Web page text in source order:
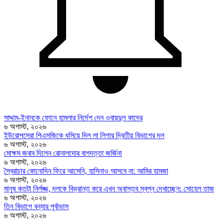
সাদ্দাম-ইনানকে ফোনে হামলার নির্দেশ দেন ওবায়দুল কাদের
৬ অগাস্ট, ২০২৬
ইউরোপসেরা পিএসজিকে ধসিয়ে দিল লা লিগার দ্বিতীয় বিভাগের দল
৬ অগাস্ট, ২০২৬
মোক্ষম জবাব দিলেন রোনালদোর বাগদত্তা জর্জিনা
৬ অগাস্ট, ২০২৬
স্বৈরাচার কোনোদিন ফিরে আসেনি, হাসিনাও আসবে না: আমির হামজা
৬ অগাস্ট, ২০২৬
মানুষ কতটা নির্লজ্জ, দলকে বিভ্রান্ত করে এখন অবাস্তব স্বপ্ন দেখাচ্ছেন: সোহেল তাজ
৬ অগাস্ট, ২০২৬
তিন বিভাগে বন্যার পূর্বাভাস
৬ অগাস্ট, ২০২৬